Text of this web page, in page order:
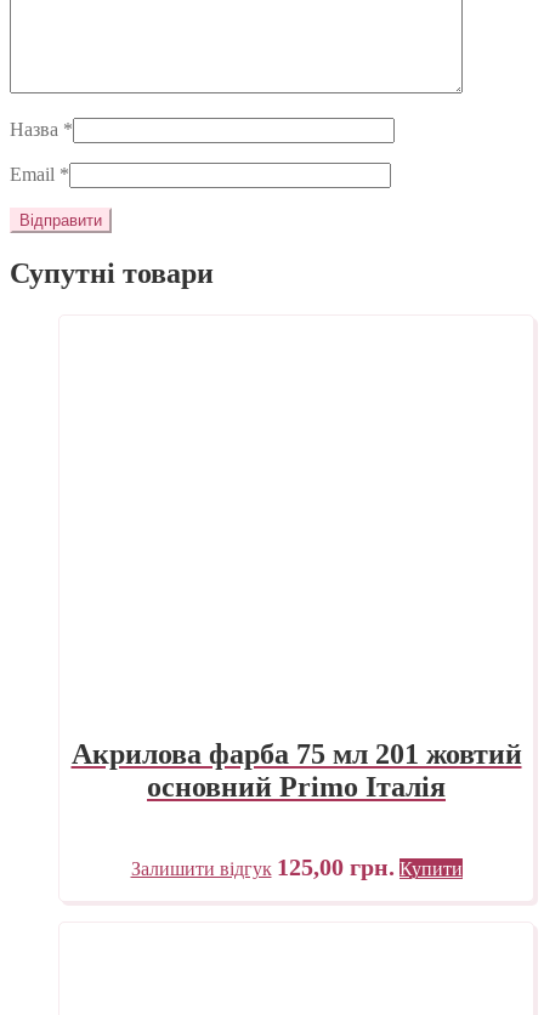
Назва *
Email *
Супутні товари
Акрилова фарба 75 мл 201 жовтий
основний Primo Італія
Залишити відгук 125,00 грн. Купити